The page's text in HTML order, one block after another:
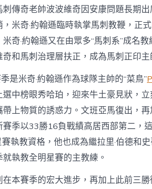
傳奇老帥波波維奇因安康問題長期
米奇·約翰遜臨時執掌馬刺教鞭，正
奇·約翰遜又在由眾多“馬刺系”成名
和馬刺治理層扶正，成為馬刺正印主
是米奇·約翰遜作為球隊主帥的“菜鳥”
中榜眼秀哈珀，迎來牛土豪見狀，
上物質的誘惑力。文班亞馬復出，
季以33勝16負戰績高居西部第二，
執教資格，他也成為繼拉里·伯德和史
執教全明星賽的主教練。
在本賽季的宏大進步，再加上此前三